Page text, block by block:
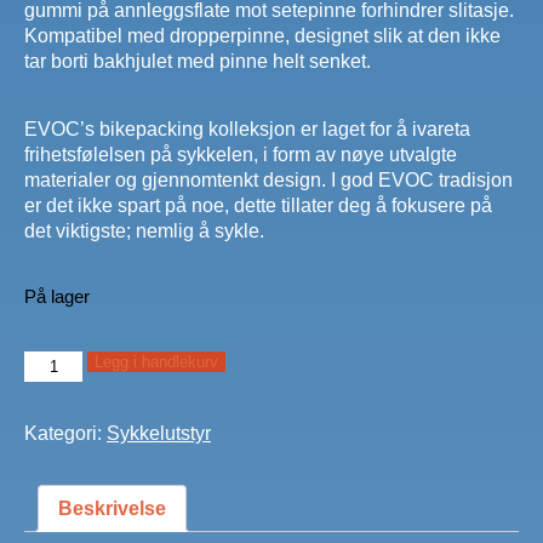
gummi på annleggsflate mot setepinne forhindrer slitasje.
Kompatibel med dropperpinne, designet slik at den ikke
tar borti bakhjulet med pinne helt senket.
EVOC’s bikepacking kolleksjon er laget for å ivareta
frihetsfølelsen på sykkelen, i form av nøye utvalgte
materialer og gjennomtenkt design. I god EVOC tradisjon
er det ikke spart på noe, dette tillater deg å fokusere på
det viktigste; nemlig å sykle.
På lager
EVOC
Seat
Boa
Legg i handlekurv
Kategori: Sykkelutstyr
Beskrivelse